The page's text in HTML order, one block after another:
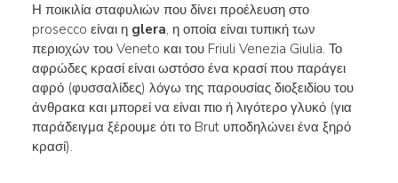
Η ποικιλία σταφυλιών που δίνει προέλευση στο
prosecco είναι η glera, η οποία είναι τυπική των
περιοχών του Veneto και του Friuli Venezia Giulia. Το
αφρώδες κρασί είναι ωστόσο ένα κρασί που παράγει
αφρό (φυσσαλίδες) λόγω της παρουσίας διοξειδίου του
άνθρακα και μπορεί να είναι πιο ή λιγότερο γλυκό (για
παράδειγμα ξέρουμε ότι το Brut υποδηλώνει ένα ξηρό
κρασί).